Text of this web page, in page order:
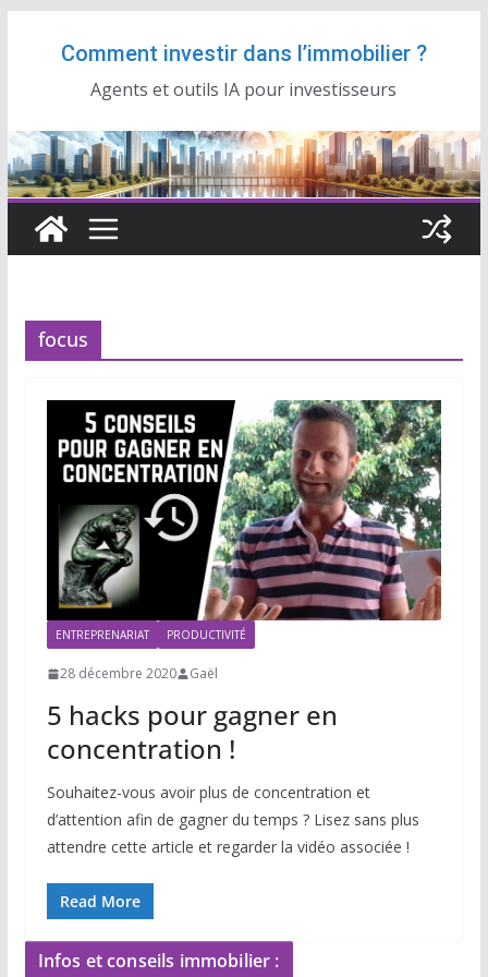
Comment investir dans l’immobilier ?
Agents et outils IA pour investisseurs
focus
ENTREPRENARIAT PRODUCTIVITÉ
28 décembre 2020 Gaël
5 hacks pour gagner en
concentration !
Souhaitez-vous avoir plus de concentration et
d’attention afin de gagner du temps ? Lisez sans plus
attendre cette article et regarder la vidéo associée !
Read More
Infos et conseils immobilier :